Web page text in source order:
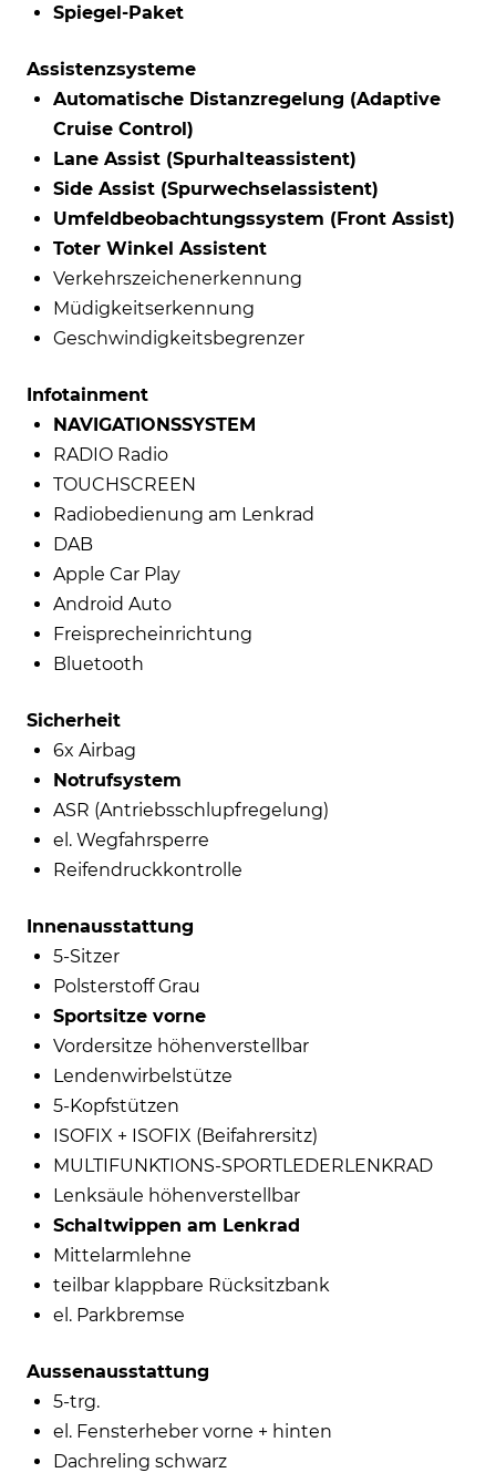
Spiegel-Paket
Assistenzsysteme
Automatische Distanzregelung (Adaptive
Cruise Control)
Lane Assist (Spurhalteassistent)
Side Assist (Spurwechselassistent)
Umfeldbeobachtungssystem (Front Assist)
Toter Winkel Assistent
Verkehrszeichenerkennung
Müdigkeitserkennung
Geschwindigkeitsbegrenzer
Infotainment
NAVIGATIONSSYSTEM
RADIO Radio
TOUCHSCREEN
Radiobedienung am Lenkrad
DAB
Apple Car Play
Android Auto
Freisprecheinrichtung
Bluetooth
Sicherheit
6x Airbag
Notrufsystem
ASR (Antriebsschlupfregelung)
el. Wegfahrsperre
Reifendruckkontrolle
Innenausstattung
5-Sitzer
Polsterstoff Grau
Sportsitze vorne
Vordersitze höhenverstellbar
Lendenwirbelstütze
5-Kopfstützen
ISOFIX + ISOFIX (Beifahrersitz)
MULTIFUNKTIONS-SPORTLEDERLENKRAD
Lenksäule höhenverstellbar
Schaltwippen am Lenkrad
Mittelarmlehne
teilbar klappbare Rücksitzbank
el. Parkbremse
Aussenausstattung
5-trg.
el. Fensterheber vorne + hinten
Dachreling schwarz